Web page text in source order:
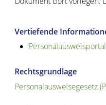
Vertiefende
Personalausweisportal
Rechtsgrundlage
Personalausweisegesetz